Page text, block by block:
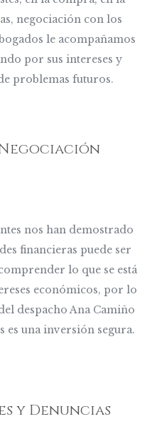
negociación con los
le acompañamos
por sus intereses y
problemas futuros.
nos han demostrado
financieras puede ser
lo que se está
económicos, por lo
despacho Ana Camiño
es una inversión segura.
y Denuncias